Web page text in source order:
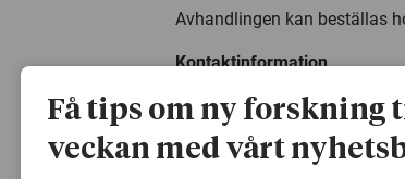
Avhandlingen kan beställas
Kontaktinformation
Åsa Söderlind, 033-
e-post:asa.soderlind@hb.se
Få tips om ny forskning
veckan med vårt